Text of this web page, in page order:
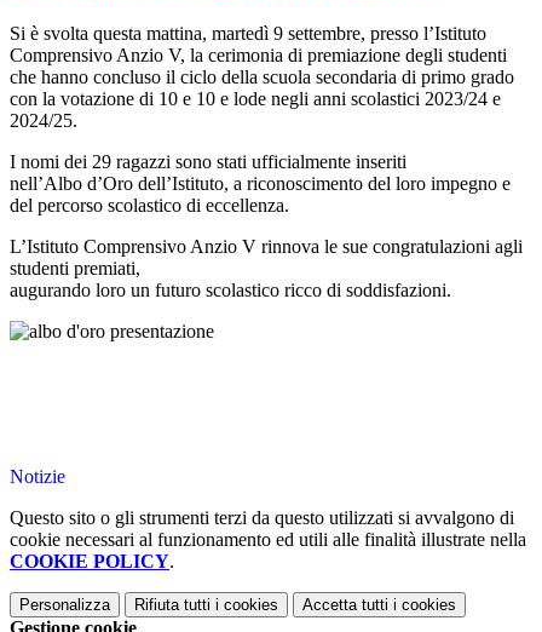
Si è svolta questa mattina, martedì 9 settembre, presso l’Istituto
Comprensivo Anzio V, la cerimonia di premiazione degli studenti
che hanno concluso il ciclo della scuola secondaria di primo grado
con la votazione di 10 e 10 e lode negli anni scolastici 2023/24 e
2024/25.
I nomi dei 29 ragazzi sono stati ufficialmente inseriti
nell’Albo d’Oro dell’Istituto, a riconoscimento del loro impegno e
del percorso scolastico di eccellenza.
L’Istituto Comprensivo Anzio V rinnova le sue congratulazioni agli
studenti premiati,
augurando loro un futuro scolastico ricco di soddisfazioni.
Notizie
Questo sito o gli strumenti terzi da questo utilizzati si avvalgono di
cookie necessari al funzionamento ed utili alle finalità illustrate nella
COOKIE POLICY.
Personalizza Rifiuta tutti i cookies Accetta tutti i cookies